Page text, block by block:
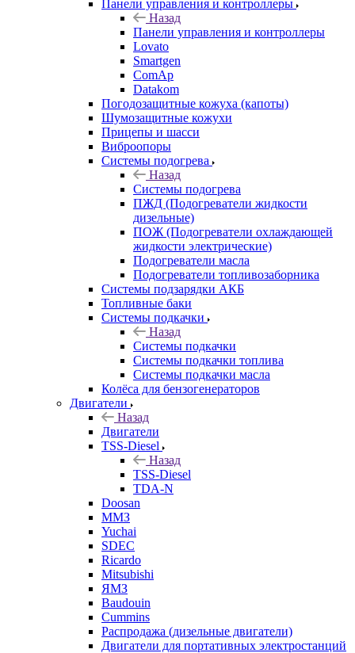
Панели управления и контроллеры
Назад
Панели управления и контроллеры
Lovato
Smartgen
ComAp
Datakom
Погодозащитные кожуха (капоты)
Шумозащитные кожухи
Прицепы и шасси
Виброопоры
Системы подогрева
Назад
Системы подогрева
ПЖД (Подогреватели жидкости
дизельные)
ПОЖ (Подогреватели охлаждающей
жидкости электрические)
Подогреватели масла
Подогреватели топливозаборника
Системы подзарядки АКБ
Топливные баки
Системы подкачки
Назад
Системы подкачки
Системы подкачки топлива
Системы подкачки масла
Колёса для бензогенераторов
Двигатели
Назад
Двигатели
TSS-Diesel
Назад
TSS-Diesel
TDA-N
Doosan
ММЗ
Yuchai
SDEC
Ricardo
Mitsubishi
ЯМЗ
Baudouin
Cummins
Распродажа (дизельные двигатели)
Двигатели для портативных электростанций